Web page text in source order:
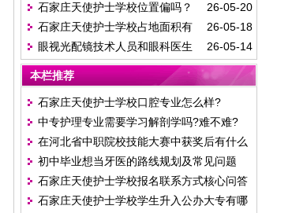
常见问答（2026年版）
26-05-20
石家庄天使护士学校位置偏吗？
交通方便吗？
26-05-18
石家庄天使护士学校占地面积有
多大?
26-05-14
眼视光配镜技术人员和眼科医生
有什么区别?
本栏推荐
石家庄天使护士学校口腔专业怎么样?
中专护理专业需要学习解剖学吗?难不难?
在河北省中职院校技能大赛中获奖后有什么
用处?
初中毕业想当牙医的路线规划及常见问题
石家庄天使护士学校报名联系方式核心问答
石家庄天使护士学校学生升入公办大专有哪